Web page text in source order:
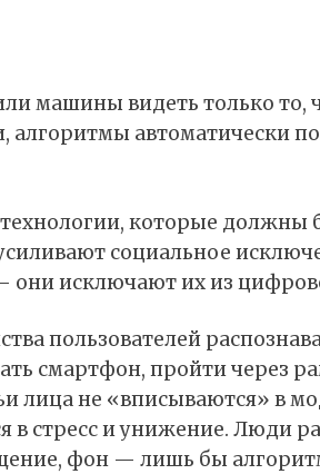
машины видеть только то,
алгоритмы автоматически
технологии, которые должны
социальное
они исключают их из
пользователей
смартфон, пройти через
лица не «вписываются» в
в стресс и унижение. Люди
фон — лишь бы